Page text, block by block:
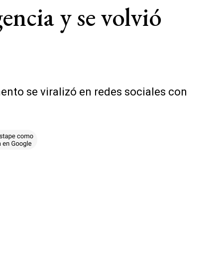
y se volvió
se viralizó en redes sociales con